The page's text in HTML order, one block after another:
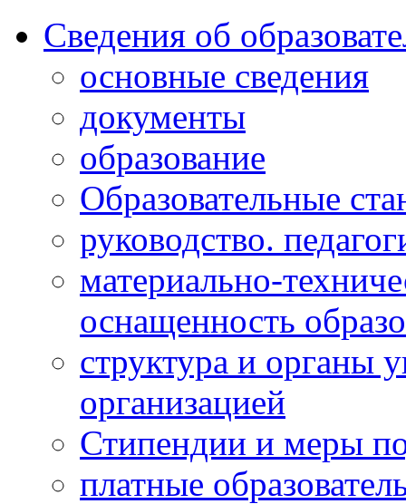
Сведения об
основные сведения
документы
образование
Образовательные
руководство.
материально-
оснащенность
структура и органы
организацией
Стипендии и меры
платные